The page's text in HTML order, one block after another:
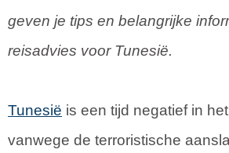
geven je tips en belangrijke
reisadvies voor Tunesië.
Tunesië is een tijd negatief in
vanwege de terroristische